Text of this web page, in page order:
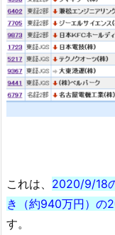
これは、 2020/9/18
き（約940万円）の
す。